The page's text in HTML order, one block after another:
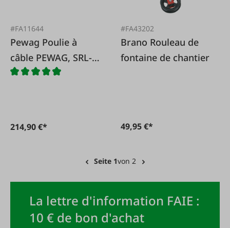
#FA11644
Pewag Poulie à
câble PEWAG, SRL-F
13, roulements à
214,90 €*
#FA43202
Brano Rouleau de
fontaine de chantier
49,95 €*
Seite 1von 2
La lettre d'information FAIE :
10 € de bon d'achat